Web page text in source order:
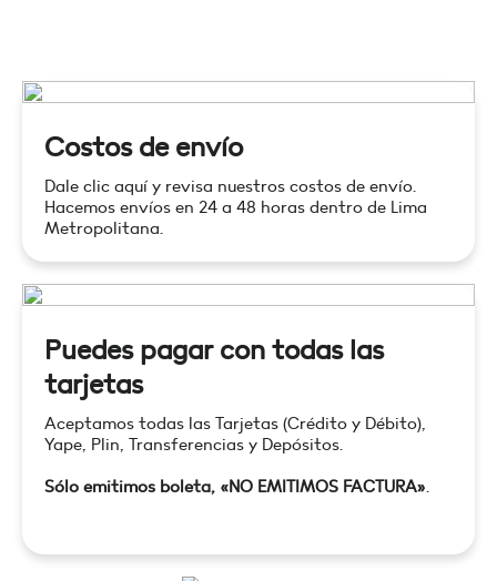
Costos de envío
Dale clic aquí y revisa nuestros costos de envío.
Hacemos envíos en 24 a 48 horas dentro de Lima
Metropolitana.
Puedes pagar con todas las
tarjetas
Aceptamos todas las Tarjetas (Crédito y Débito),
Yape, Plin, Transferencias y Depósitos.
Sólo emitimos boleta, «NO EMITIMOS FACTURA».